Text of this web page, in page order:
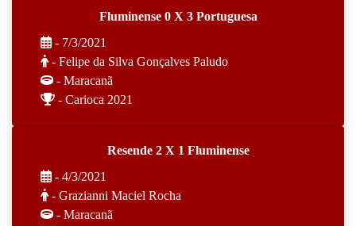
Fluminense 0 X 3 Portuguesa
- 7/3/2021
- Felipe da Silva Gonçalves Paludo
- Maracanã
- Carioca 2021
Resende 2 X 1 Fluminense
- 4/3/2021
- Grazianni Maciel Rocha
- Maracanã